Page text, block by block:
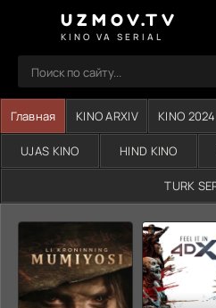
UZMOV.TV
KINO VA SERIAL
Главная KINO ARXIV KINO 2024
UJAS KINO HIND KINO
TURK